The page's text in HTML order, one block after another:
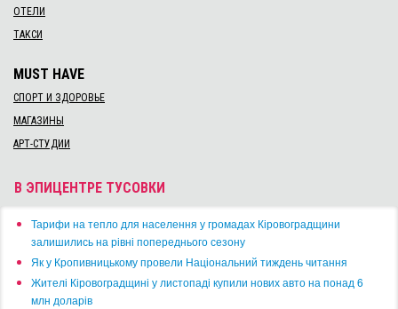
ОТЕЛИ
ТАКСИ
MUST HAVE
СПОРТ И ЗДОРОВЬЕ
МАГАЗИНЫ
АРТ-СТУДИИ
В ЭПИЦЕНТРЕ ТУСОВКИ
​Тарифи на тепло для населення у громадах Кіровоградщини
залишились на рівні попереднього сезону
​Як у Кропивницькому провели Національний тиждень читання
​Жителі Кіровоградщині у листопаді купили нових авто на понад 6
млн доларів